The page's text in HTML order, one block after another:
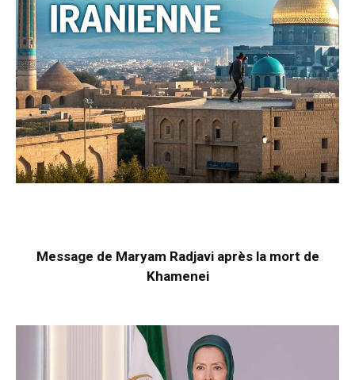
Message de Maryam Radjavi après la mort de
Khamenei